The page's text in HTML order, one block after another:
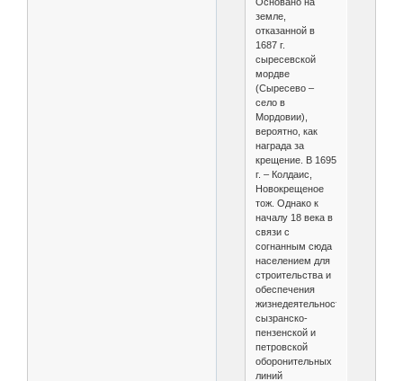
земле,
отказанной в
1687 г.
сыресевской
мордве
(Сыресево –
село в
Мордовии),
вероятно, как
награда за
крещение. В 1695
г. – Колдаис,
Новокрещеное
тож. Однако к
началу 18 века в
связи с
согнанным сюда
населением для
строительства и
обеспечения
жизнедеятельности
сызранско-
пензенской и
петровской
оборонительных
линий